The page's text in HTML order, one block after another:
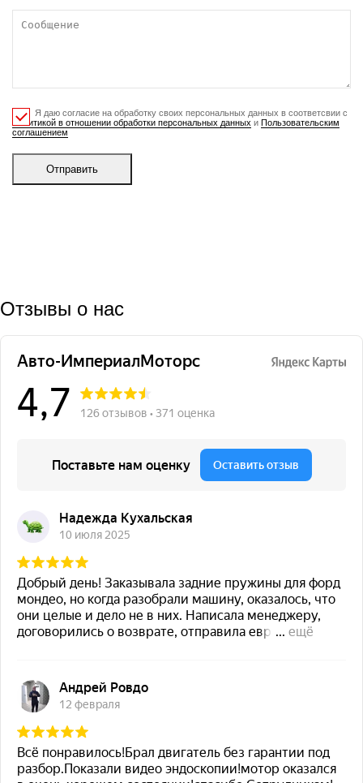
Я даю согласие на обработку своих персональных данных в соответсвии с
Политикой в отношении обработки персональных данных и Пользовательским
соглашением
Отправить
Отзывы о нас